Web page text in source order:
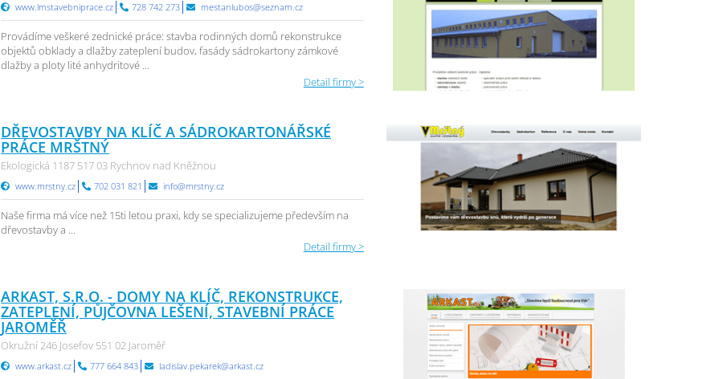
www.lmstavebniprace.cz 728 742 273 mestanlubos@seznam.cz
Provádíme veškeré zednické práce: stavba rodinných domů rekonstrukce
objektů obklady a dlažby zateplení budov, fasády sádrokartony zámkové
dlažby a ploty lité anhydritové ...
Detail firmy >
DŘEVOSTAVBY NA KLÍČ A SÁDROKARTONÁŘSKÉ
PRÁCE MRŠTNÝ
Ekologická 1187 517 03 Rychnov nad Kněžnou
www.mrstny.cz 702 031 821 info@mrstny.cz
Naše firma má více než 15ti letou praxi, kdy se specializujeme především na
dřevostavby a ...
Detail firmy >
ARKAST, S.R.O. - DOMY NA KLÍČ, REKONSTRUKCE,
ZATEPLENÍ, PŮJČOVNA LEŠENÍ, STAVEBNÍ PRÁCE
JAROMĚŘ
Okružní 246 Josefov 551 02 Jaroměř
www.arkast.cz 777 664 843 ladislav.pekarek@arkast.cz